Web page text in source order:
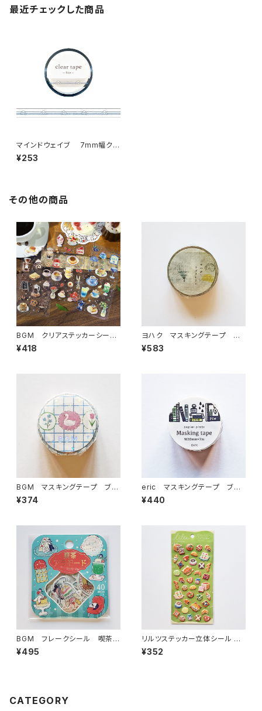
最近チェックした商品
マインドウェイブ 7mm幅クリ
アテープ 95406 line parallel
¥253
その他の商品
BGM クリアステッカーシール
IRIDE・喫茶アラモード 3枚入
り
¥418
ヨハク マスキングテープ ラ
ボラトリー Y-189
¥583
BGM マスキングテープ ブロ
ーチ
¥374
eric マスキングテープ ブッ
クシェルフ 37-634
¥440
BGM フレークシール 喫茶ア
ラモード・ファンシーレトロ グ
リーン
¥495
リルツステッカー立体シール 82
586 ブレッド パン
¥352
CATEGORY